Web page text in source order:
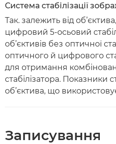
Система стабілізації
Так. залежить від
цифровий 5-осьовий
об’єктивів без оптичної
оптичного й цифрового
для отримання
стабілізатора. Показники
об’єктива, що
Записування